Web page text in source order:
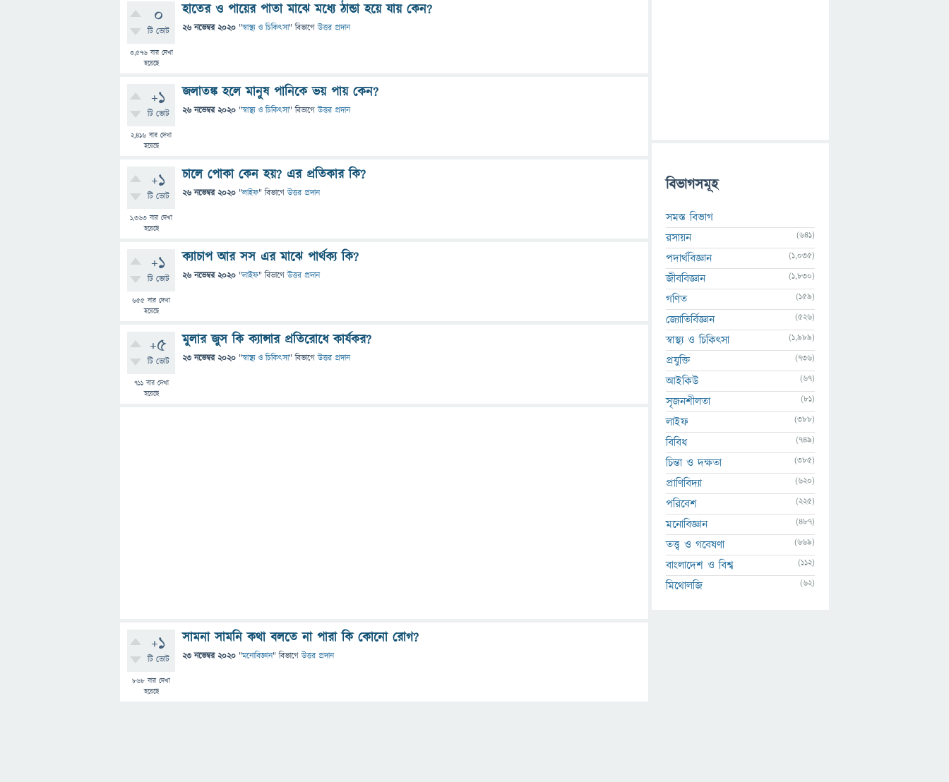
0
টি ভোট
3,576বার দেখা
হয়েছে
হাতের ও পায়ের পাতা মাঝে মধ্যে ঠান্ডা হয়ে যায় কেন?
26 নভেম্বর 2020 "স্বাস্থ্য ও চিকিৎসা" বিভাগে উত্তর প্রদান
+1
টি ভোট
2,416 বার দেখা
হয়েছে
জলাতঙ্ক হলে মানুষ পানিকে ভয় পায় কেন?
26 নভেম্বর 2020 "স্বাস্থ্য ও চিকিৎসা" বিভাগে উত্তর প্রদান
+1
টি ভোট
1,363 বার দেখা
হয়েছে
চালে পোকা কেন হয়? এর প্রতিকার কি?
26 নভেম্বর 2020 "লাইফ" বিভাগে উত্তর প্রদান
+1
টি ভোট
655 বার দেখা
হয়েছে
ক্যাচাপ আর সস এর মাঝে পার্থক্য কি?
26 নভেম্বর 2020 "লাইফ" বিভাগে উত্তর প্রদান
+5
টি ভোট
711বার দেখা
হয়েছে
মুলার জুস কি ক্যান্সার প্রতিরোধে কার্যকর?
23 নভেম্বর 2020 "স্বাস্থ্য ও চিকিৎসা" বিভাগে উত্তর প্রদান
+1
টি ভোট
868 বার দেখা
হয়েছে
সামনা সামনি কথা বলতে না পারা কি কোনো রোগ?
23 নভেম্বর 2020 "মনোবিজ্ঞান" বিভাগে উত্তর প্রদান
বিভাগসমূহ
সমস্ত বিভাগ
রসায়ন
(641)
পদার্থবিজ্ঞান (1,035)
জীববিজ্ঞান (1,830)
গণিত (159)
জ্যোতির্বিজ্ঞান (526)
স্বাস্থ্য ও চিকিৎসা (1,989)
প্রযুক্তি (736)
আইকিউ (67)
সৃজনশীলতা (81)
লাইফ (388)
বিবিধ (749)
চিন্তা ও দক্ষতা (385)
প্রাণিবিদ্যা (620)
পরিবেশ (225)
মনোবিজ্ঞান (487)
তত্ত্ব ও গবেষণা (669)
বাংলাদেশ ও বিশ্ব (112)
মিথোলজি (62)